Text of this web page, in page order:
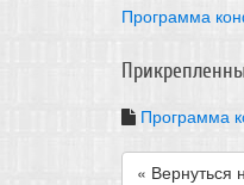
Программа
Программа
« Вернуться